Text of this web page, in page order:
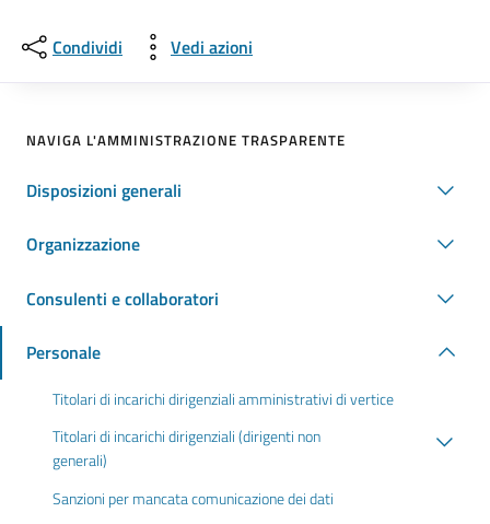
Condividi Vedi azioni
NAVIGA L'AMMINISTRAZIONE TRASPARENTE
Disposizioni generali
Organizzazione
Consulenti e collaboratori
Personale
Titolari di incarichi dirigenziali amministrativi di vertice
Titolari di incarichi dirigenziali (dirigenti non
generali)
Sanzioni per mancata comunicazione dei dati